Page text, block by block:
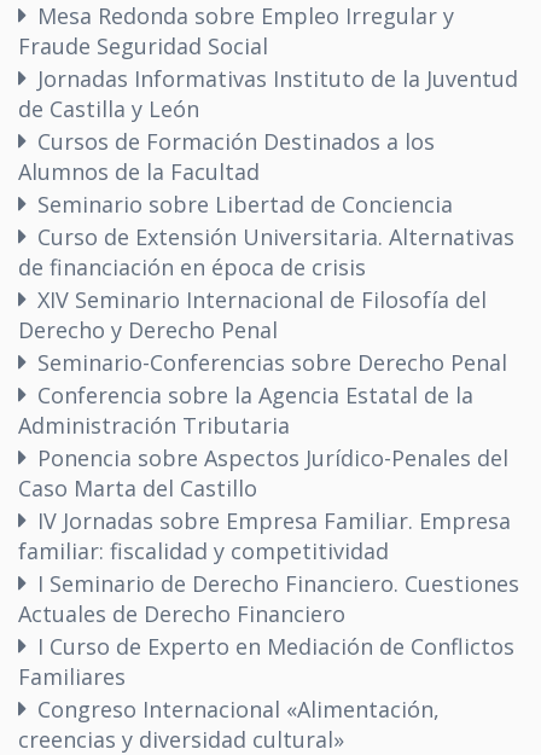
Mesa Redonda sobre Empleo Irregular y
Fraude Seguridad Social
Jornadas Informativas Instituto de la Juventud
de Castilla y León
Cursos de Formación Destinados a los
Alumnos de la Facultad
Seminario sobre Libertad de Conciencia
Curso de Extensión Universitaria. Alternativas
de financiación en época de crisis
XIV Seminario Internacional de Filosofía del
Derecho y Derecho Penal
Seminario-Conferencias sobre Derecho Penal
Conferencia sobre la Agencia Estatal de la
Administración Tributaria
Ponencia sobre Aspectos Jurídico-Penales del
Caso Marta del Castillo
IV Jornadas sobre Empresa Familiar. Empresa
familiar: fiscalidad y competitividad
I Seminario de Derecho Financiero. Cuestiones
Actuales de Derecho Financiero
I Curso de Experto en Mediación de Conflictos
Familiares
Congreso Internacional «Alimentación,
creencias y diversidad cultural»